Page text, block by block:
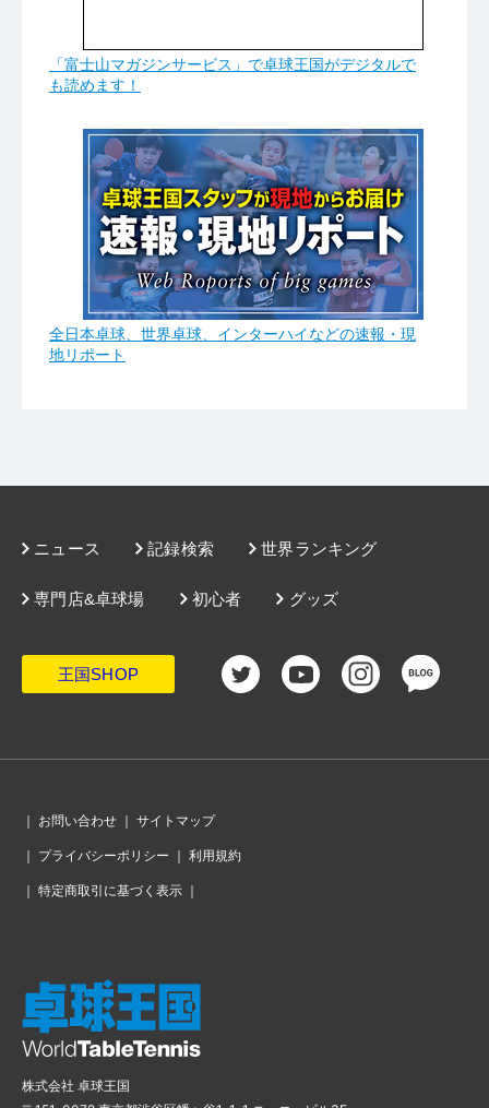
「富士山マガジンサービス」で卓球王国がデジタルで
も読めます！
全日本卓球、世界卓球、インターハイなどの速報・現
地リポート
ニュース 記録検索 世界ランキング
グッズ
専門店&卓球場 初心者
王国SHOP
｜ お問い合わせ ｜ サイトマップ
｜ プライバシーポリシー ｜ 利用規約
｜ 特定商取引に基づく表示 ｜
株式会社 卓球王国